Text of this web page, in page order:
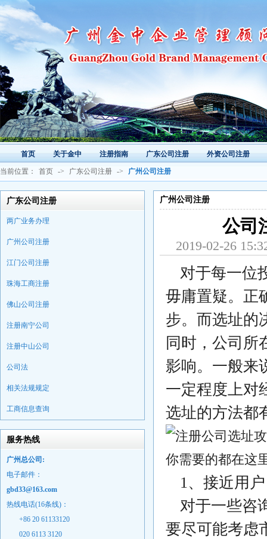
首页 关于金中 注册指南 广东公司注册 外资公司注册
当前位置： 首页 -> 广东公司注册 -> 广州公司注册
广东公司注册
两广业务办理
广州公司注册
江门公司注册
珠海工商注册
佛山公司注册
注册南宁公司
注册中山公司
公司法
相关法规规定
工商信息查询
服务热线
广州总公司:
电子邮件：
gbd33@163.com
热线电话(16条线)：
+86 20 61133120
020 6113 3120
广州公司注册
公司
2019-02-26
对于每一位
毋庸置疑。正
步。而选址的
同时，公司所
影响。一般来
一定程度上对
选址的方法都
1、接近用户
对于一些咨
要尽可能考虑